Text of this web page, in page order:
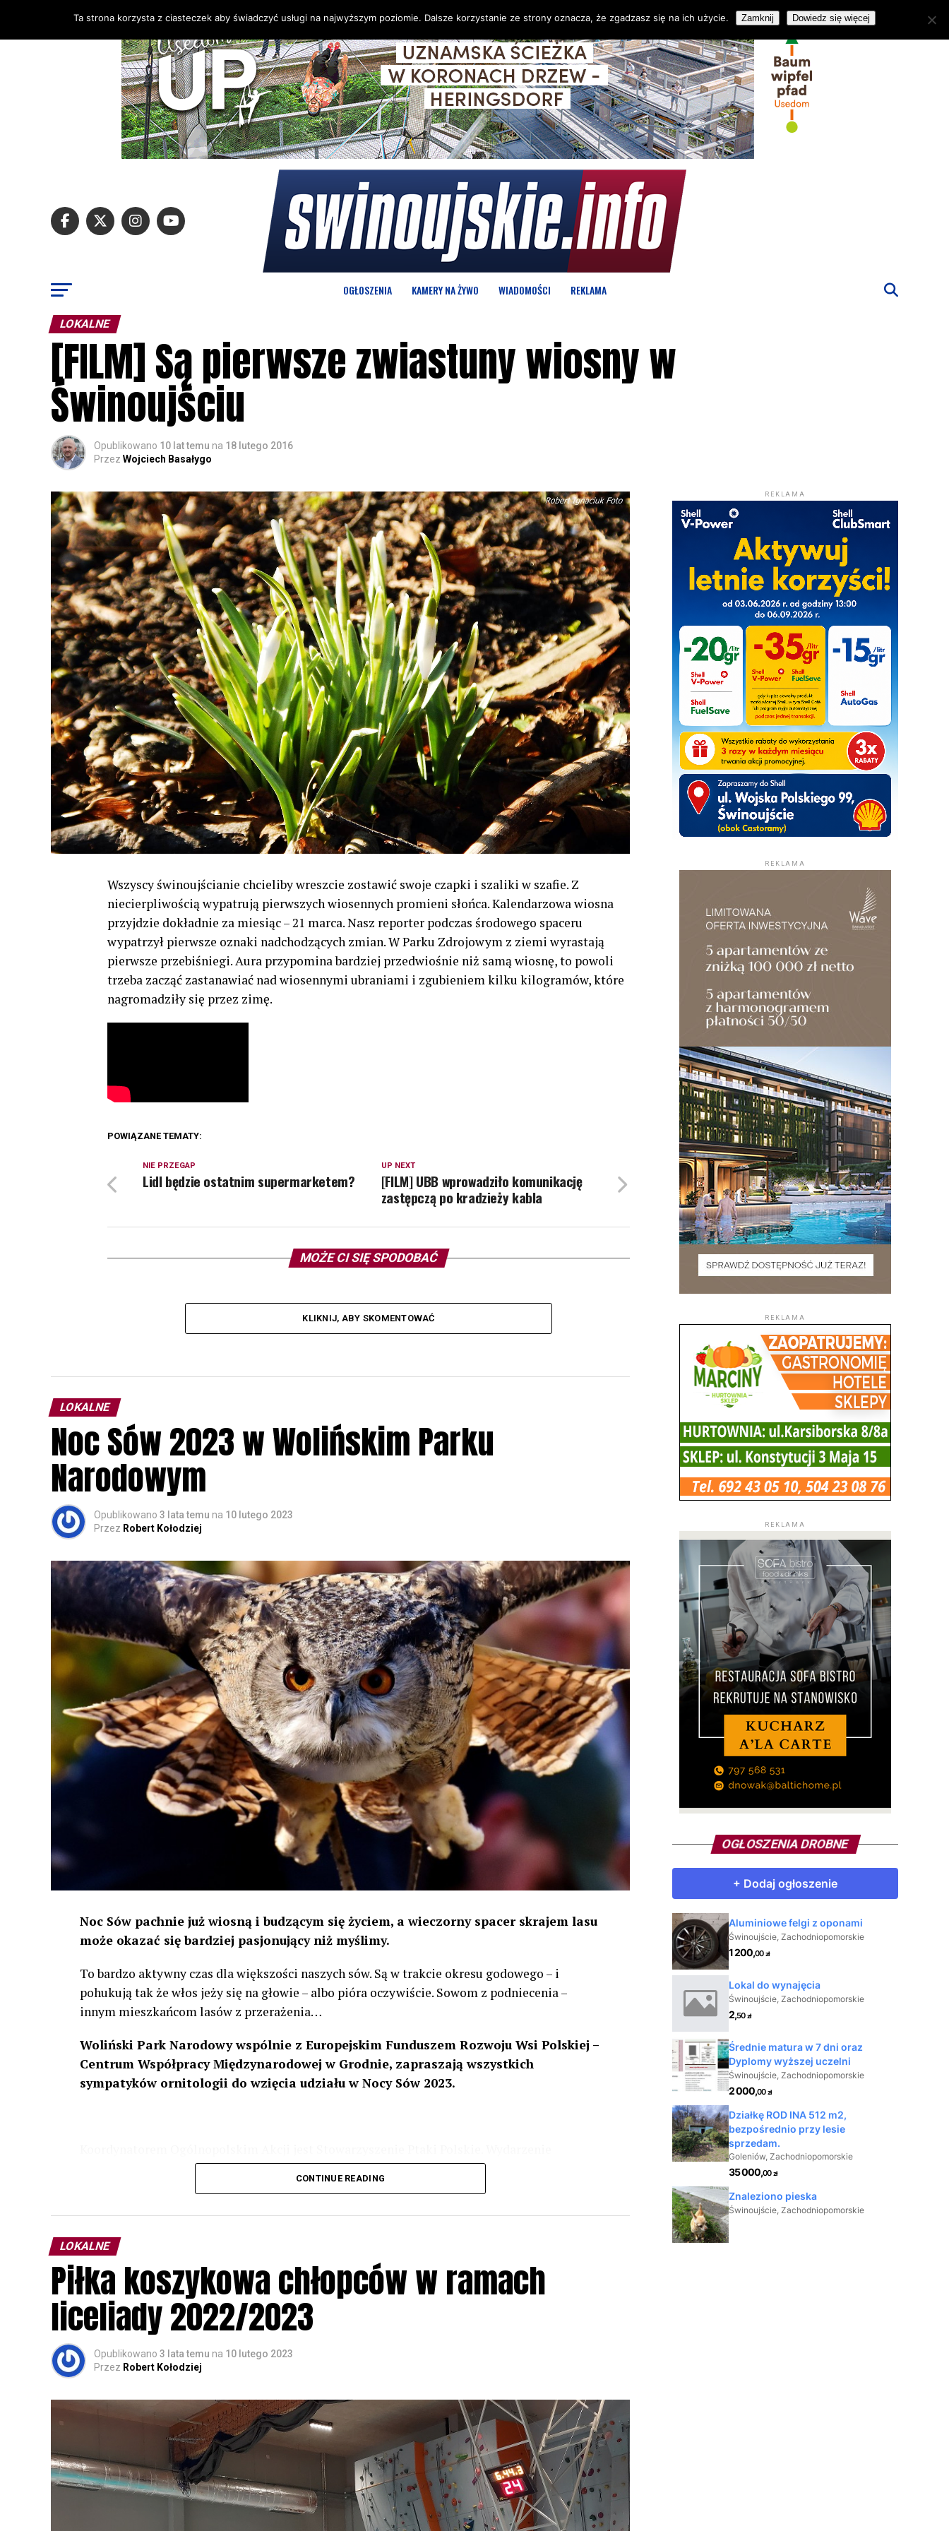
OGŁOSZENIA KAMERY NA ŻYWO WIADOMOŚCI REKLAMA
LOKALNE
[FILM] Są pierwsze zwiastuny wiosny w
Świnoujściu
Opublikowano 10 lat temu na 18 lutego 2016
Przez Wojciech Basałygo
Wszyscy świnoujścianie chcieliby wreszcie zostawić swoje czapki i szaliki w szafie. Z
niecierpliwością wypatrują pierwszych wiosennych promieni słońca. Kalendarzowa wiosna
przyjdzie dokładnie za miesiąc – 21 marca. Nasz reporter podczas środowego spaceru
wypatrzył pierwsze oznaki nadchodzących zmian. W Parku Zdrojowym z ziemi wyrastają
pierwsze przebiśniegi. Aura przypomina bardziej przedwiośnie niż samą wiosnę, to powoli
trzeba zacząć zastanawiać nad wiosennymi ubraniami i zgubieniem kilku kilogramów, które
nagromadziły się przez zimę.
POWIĄZANE TEMATY:
UP NEXT
[FILM] UBB wprowadziło komunikację
zastępczą po kradzieży kabla
NIE PRZEGAP
Lidl będzie ostatnim supermarketem?
MOŻE CI SIĘ SPODOBAĆ
KLIKNIJ, ABY SKOMENTOWAĆ
LOKALNE
Noc Sów 2023 w Wolińskim Parku
Narodowym
Opublikowano 3 lata temu na 10 lutego 2023
Przez Robert Kołodziej
Noc Sów pachnie już wiosną i budzącym się życiem, a wieczorny spacer skrajem lasu
może okazać się bardziej pasjonujący niż myślimy.
To bardzo aktywny czas dla większości naszych sów. Są w trakcie okresu godowego – i
pohukują tak że włos jeży się na głowie – albo pióra oczywiście. Sowom z podniecenia –
innym mieszkańcom lasów z przerażenia…
Woliński Park Narodowy wspólnie z Europejskim Funduszem Rozwoju Wsi Polskiej –
Centrum Współpracy Międzynarodowej w Grodnie, zapraszają wszystkich
sympatyków ornitologii do wzięcia udziału w Nocy Sów 2023.
odbędzie się w dniach24 i 25 lutego 2023 r. wg harmonogramu przedstawionego na
Wszystkich uczestników zapraszamy do udziału w Akcji, włączenia się w aktywne
rozpoznawanie głosów sów i wymianę doświadczeń przy grillu.Na wydarzenie obowiązują
zapisy.
CONTINUE READING
LOKALNE
Piłka koszykowa chłopców w ramach
liceliady 2022/2023
Opublikowano 3 lata temu na 10 lutego 2023
Przez Robert Kołodziej
REKLAMA
REKLAMA
REKLAMA
REKLAMA
OGŁOSZENIA DROBNE
Ta strona korzysta z ciasteczek aby świadczyć usługi na najwyższym poziomie. Dalsze korzystanie ze strony oznacza, że zgadzasz się na ich użycie. Zamknij Dowiedz się więcej